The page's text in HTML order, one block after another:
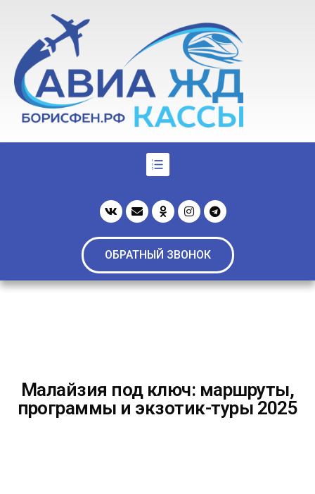
ОБРАТНЫЙ ЗВОНОК
Малайзия под ключ: маршруты,
программы и экзотик-туры 2025